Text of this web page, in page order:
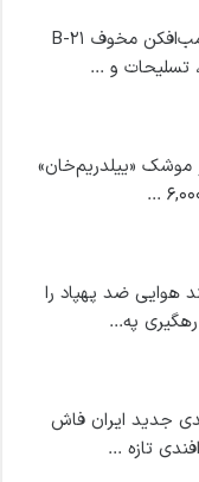
آشکارسازی مشخصات بمب‌افکن مخوف B-21
تسلیحات و ...
موشک «ییلدریم‌خان»
هوایی ضد پهپاد را
په...
جدید ایران فاش
تازه ...